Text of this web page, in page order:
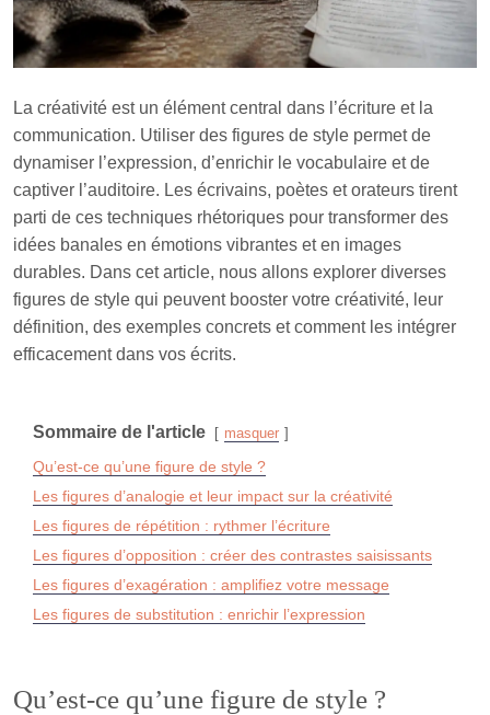
La créativité est un élément central dans l’écriture et la
communication. Utiliser des figures de style permet de
dynamiser l’expression, d’enrichir le vocabulaire et de
captiver l’auditoire. Les écrivains, poètes et orateurs tirent
parti de ces techniques rhétoriques pour transformer des
idées banales en émotions vibrantes et en images
durables. Dans cet article, nous allons explorer diverses
figures de style qui peuvent booster votre créativité, leur
définition, des exemples concrets et comment les intégrer
efficacement dans vos écrits.
Sommaire de l'article masquer
Qu’est-ce qu’une figure de style ?
Les figures d’analogie et leur impact sur la créativité
Les figures de répétition : rythmer l’écriture
Les figures d’opposition : créer des contrastes saisissants
Les figures d’exagération : amplifiez votre message
Les figures de substitution : enrichir l’expression
Qu’est-ce qu’une figure de style ?